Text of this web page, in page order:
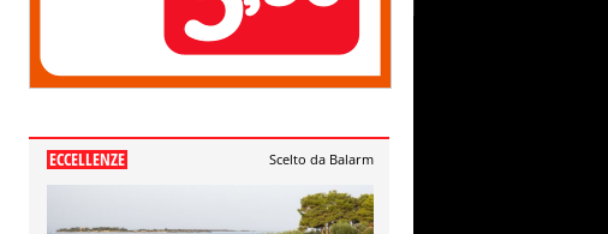
ECCELLENZE Scelto da Balarm